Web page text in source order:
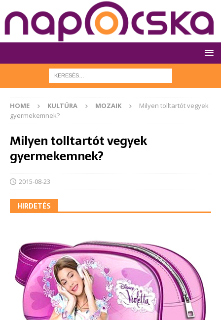
HOME KULTÚRA MOZAIK
Milyen tolltartót vegyek
gyermekemnek?
Milyen tolltartót vegyek
gyermekemnek?
2015-08-23
HIRDETÉS